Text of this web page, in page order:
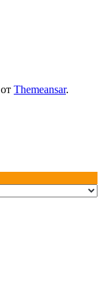
от Themeansar.